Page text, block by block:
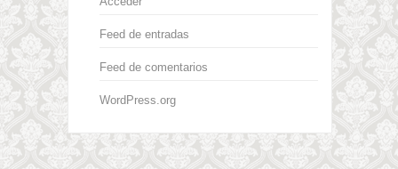
Feed de entradas
Feed de comentarios
WordPress.org